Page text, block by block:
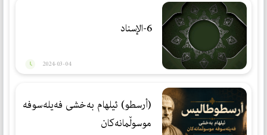
6-الإسناد
2024-03-04
(أرسطو) ئیلهام بەخشی فەیلەسوفە
موسوڵمانەكان